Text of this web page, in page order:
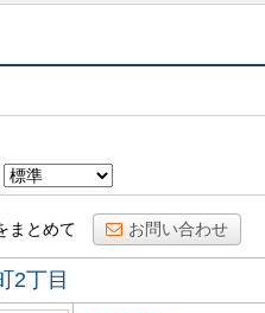
まとめて お問い合わせ
2丁目